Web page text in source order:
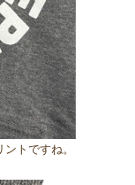
トですね。